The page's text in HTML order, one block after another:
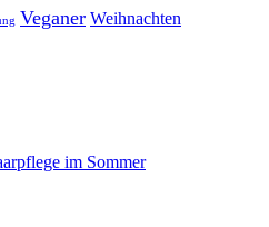
Veganer Weihnachten
im Sommer